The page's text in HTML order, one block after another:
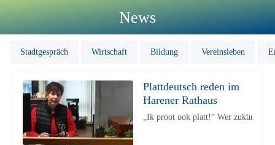
News
Stadtgespräch Wirtschaft Bildung Vereinsleben
Plattdeutsch reden im
Harener Rathaus
„Ik proot ook platt!“ Wer zukünftig